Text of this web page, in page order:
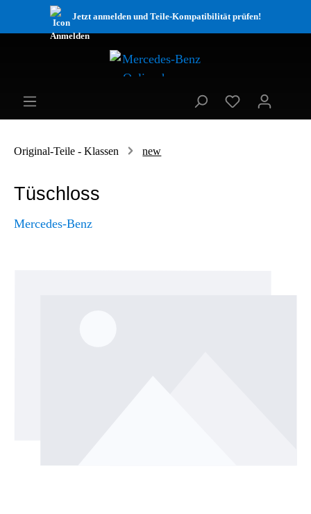
Jetzt anmelden und Teile-Kompatibilität prüfen!
Original-Teile - Klassen new
Tüschloss
Mercedes-Benz